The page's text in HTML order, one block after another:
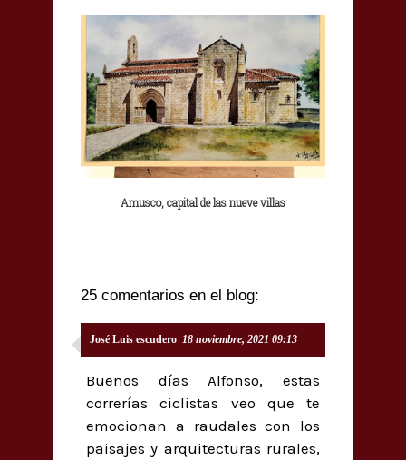
Amusco, capital de las nueve villas
25 comentarios en el blog:
José Luis escudero 18 noviembre, 2021 09:13
Buenos días Alfonso, estas
correrías ciclistas veo que te
emocionan a raudales con los
paisajes y arquitecturas rurales,